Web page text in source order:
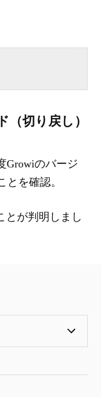
切り戻し）
Growiのバージ
とを確認。
とが判明しまし